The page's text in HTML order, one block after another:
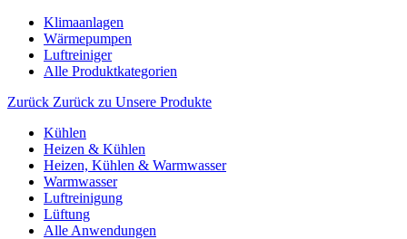
Klimaanlagen
Wärmepumpen
Luftreiniger
Alle Produktkategorien
Zurück Zurück zu Unsere Produkte
Kühlen
Heizen & Kühlen
Heizen, Kühlen & Warmwasser
Warmwasser
Luftreinigung
Lüftung
Alle Anwendungen